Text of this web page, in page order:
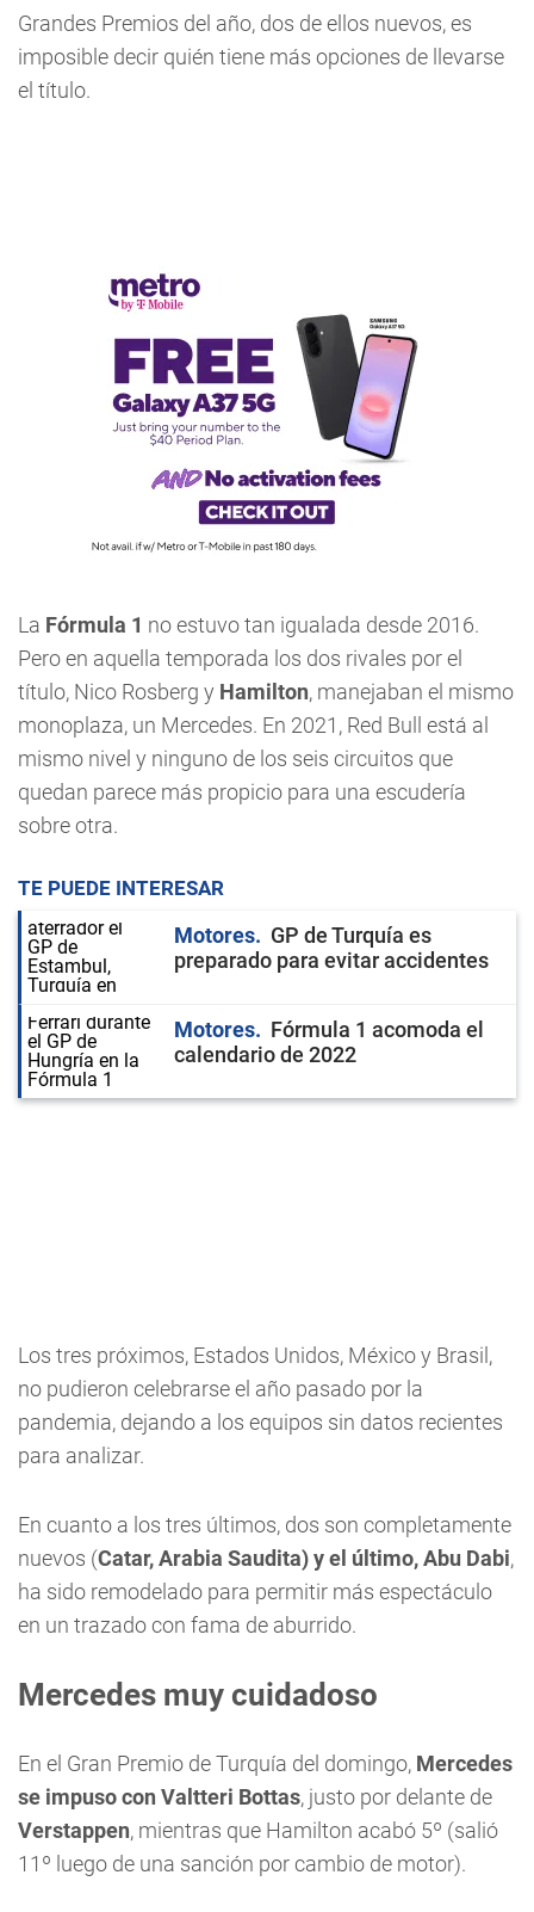
Grandes Premios del año, dos de ellos nuevos, es
imposible decir quién tiene más opciones de llevarse
el título.
La Fórmula 1 no estuvo tan igualada desde 2016.
Pero en aquella temporada los dos rivales por el
título, Nico Rosberg y Hamilton, manejaban el mismo
monoplaza, un Mercedes. En 2021, Red Bull está al
mismo nivel y ninguno de los seis circuitos que
quedan parece más propicio para una escudería
sobre otra.
TE PUEDE INTERESAR
Motores
GP de Turquía es
preparado para evitar accidentes
Motores
Fórmula 1 acomoda el
calendario de 2022
Los tres próximos, Estados Unidos, México y Brasil,
no pudieron celebrarse el año pasado por la
pandemia, dejando a los equipos sin datos recientes
para analizar.
En cuanto a los tres últimos, dos son completamente
nuevos (Catar, Arabia Saudita) y el último, Abu Dabi,
ha sido remodelado para permitir más espectáculo
en un trazado con fama de aburrido.
Mercedes muy cuidadoso
En el Gran Premio de Turquía del domingo, Mercedes
se impuso con Valtteri Bottas, justo por delante de
Verstappen, mientras que Hamilton acabó 5º (salió
11º luego de una sanción por cambio de motor).